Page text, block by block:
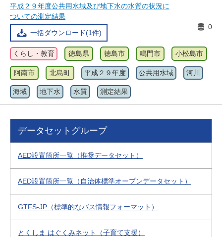
平成２９年度公共用水域及び地下水の水質の状況に
ついての測定結果
一括ダウンロード(1件)
0
くらし・教育 徳島県 徳島市 鳴門市 小松島市
阿南市 北島町 平成２９年度 公共用水域 河川
海域 地下水 水質 測定結果
データセットグループ
AED設置箇所一覧（推奨データセット）
AED設置箇所一覧（自治体標準オープンデータセット）
GTFS-JP（標準的なバス情報フォーマット）
とくしま はぐくみネット（子育て支援）